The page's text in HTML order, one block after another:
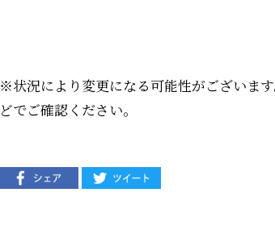
※状況により変更になる可能性がございま
どでご確認ください。